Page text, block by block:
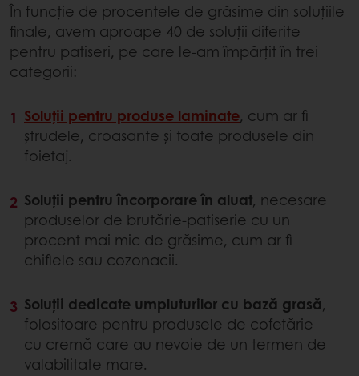
În funcție de procentele de grăsime din soluțiile
finale, avem aproape 40 de soluții diferite
pentru patiseri, pe care le-am împărțit în trei
categorii:
Soluții pentru produse laminate, cum ar fi
ștrudele, croasante și toate produsele din
foietaj.
Soluții pentru încorporare în aluat, necesare
produselor de brutărie-patiserie cu un
procent mai mic de grăsime, cum ar fi
chiflele sau cozonacii.
Soluții dedicate umpluturilor cu bază grasă,
folositoare pentru produsele de cofetărie
cu cremă care au nevoie de un termen de
valabilitate mare.